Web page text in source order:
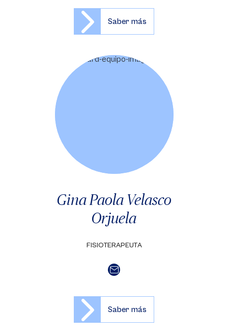
Saber más
Gina Paola Velasco
Orjuela
FISIOTERAPEUTA
Saber más